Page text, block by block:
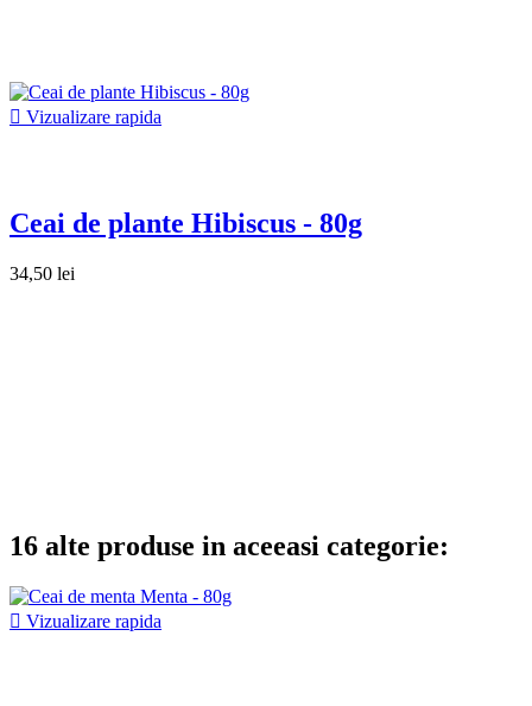
 Vizualizare rapida
Ceai de plante Hibiscus - 80g
34,50 lei
16 alte produse in aceeasi categorie:
 Vizualizare rapida